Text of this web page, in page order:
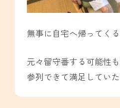
無事に自宅へ帰ってく
元々留守番する可能性
参列できて満足してい